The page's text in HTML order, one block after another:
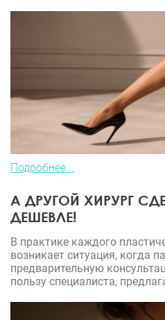
Подробнее...
А ДРУГОЙ ХИРУРГ
ДЕШЕВЛЕ!
В практике каждого
возникает ситуация, когда
предварительную
пользу специалиста,